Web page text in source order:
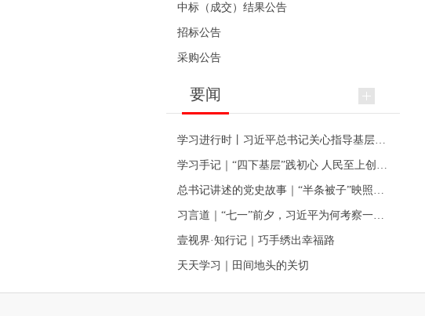
中标（成交）结果公告
招标公告
采购公告
要闻
壹视界·知行记｜巧手绣出幸福路
天天学习｜田间地头的关切